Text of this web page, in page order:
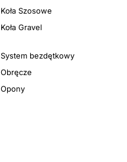
Koła Szosowe
Koła Gravel
System bezdętkowy
Obręcze
Opony